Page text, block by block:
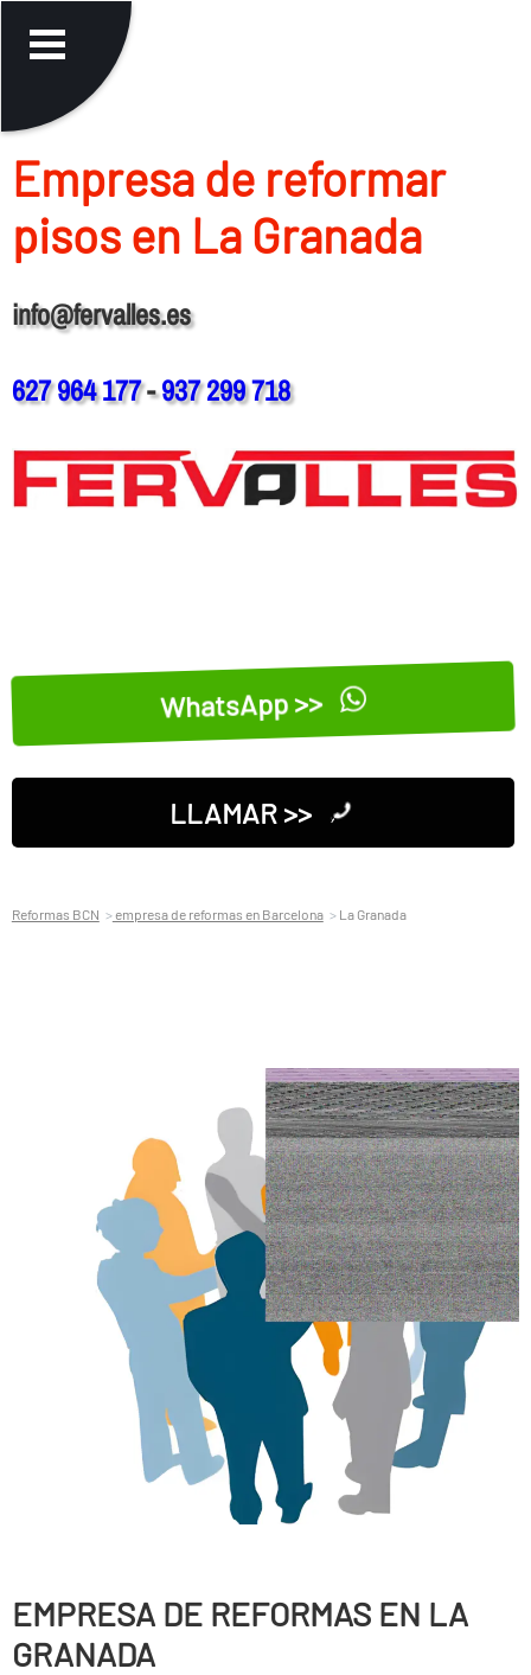
Empresa de reformar
pisos en La Granada
info@fervalles.es
627 964 177-937 299 718
WhatsApp >>
LLAMAR >>
Reformas BCN empresa de reformas en Barcelona La Granada
EMPRESA DE REFORMAS EN LA
GRANADA